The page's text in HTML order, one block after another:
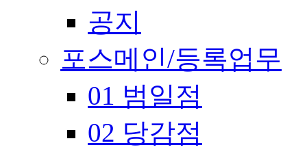
공지
포스메인/등록업무
01 범일점
02 당감점